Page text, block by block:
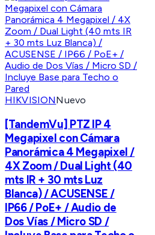
HIKVISIONNuevo
[TandemVu] PTZ IP 4
Megapixel con Cámara
Panorámica 4 Megapixel /
4X Zoom / Dual Light (40
mts IR + 30 mts Luz
Blanca) / ACUSENSE /
IP66 / PoE+ / Audio de
Dos Vías / Micro SD /